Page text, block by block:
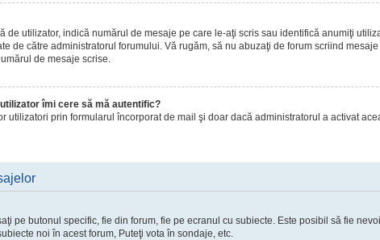
de utilizator, indică numărul de mesaje pe care le-aţi scris sau identifică anumiţi
de către administratorul forumului. Vă rugăm, să nu abuzaţi de forum scriind
de mesaje scrise.
îmi cere să mă autentific?
utilizatori prin formularul încorporat de mail şi doar dacă administratorul a activat
pe butonul specific, fie din forum, fie pe ecranul cu subiecte. Este posibil să fie
noi în acest forum, Puteţi vota în sondaje, etc.